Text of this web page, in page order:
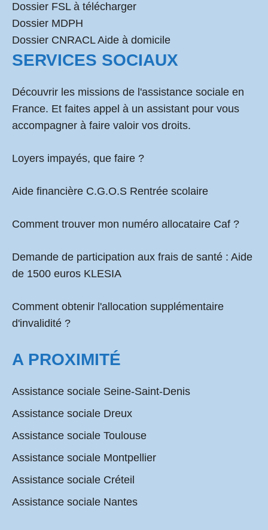
Dossier FSL à télécharger
Dossier MDPH
Dossier CNRACL Aide à domicile
SERVICES SOCIAUX
Découvrir les missions de l'assistance sociale en
France. Et faites appel à un assistant pour vous
accompagner à faire valoir vos droits.
Loyers impayés, que faire ?
Aide financière C.G.O.S Rentrée scolaire
Comment trouver mon numéro allocataire Caf ?
Demande de participation aux frais de santé : Aide
de 1500 euros KLESIA
Comment obtenir l'allocation supplémentaire
d'invalidité ?
A PROXIMITÉ
Assistance sociale Seine-Saint-Denis
Assistance sociale Dreux
Assistance sociale Toulouse
Assistance sociale Montpellier
Assistance sociale Créteil
Assistance sociale Nantes